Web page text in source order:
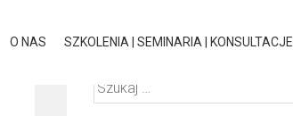
O NAS SZKOLENIA | SEMINARIA | KONSULTACJE
Szukaj: